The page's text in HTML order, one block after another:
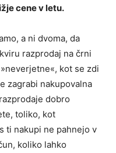
cene v letu.
a ni dvoma, da
razprodaj na črni
kot se zdi
zagrabi nakupovalna
dobro
toliko, kot
ti nakupi ne pahnejo v
koliko lahko